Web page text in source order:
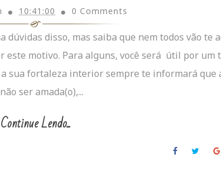
10:41:00 0 Comments
dúvidas disso, mas saiba que nem todos vão te
este motivo. Para alguns, você será útil por um
sua fortaleza interior sempre te informará que
ser amada(o),...
Continue Lendo...